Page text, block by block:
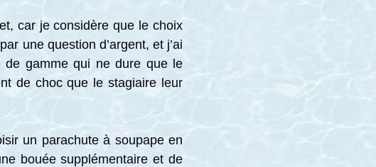
car je considère que le choix
une question d’argent, et j’ai
de gamme qui ne dure que le
de choc que le stagiaire leur
un parachute à soupape en
bouée supplémentaire et de